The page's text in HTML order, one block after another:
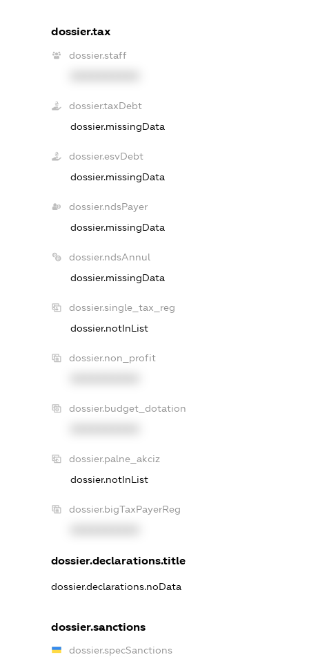
dossier.tax
dossier.staff
dossier.taxDebt
dossier.missingData
dossier.esvDebt
dossier.missingData
dossier.ndsPayer
dossier.missingData
dossier.ndsAnnul
dossier.missingData
dossier.single_tax_reg
dossier.notInList
dossier.non_profit
dossier.budget_dotation
dossier.palne_akciz
dossier.notInList
dossier.bigTaxPayerReg
dossier.declarations.title
dossier.declarations.noData
dossier.sanctions
dossier.specSanctions